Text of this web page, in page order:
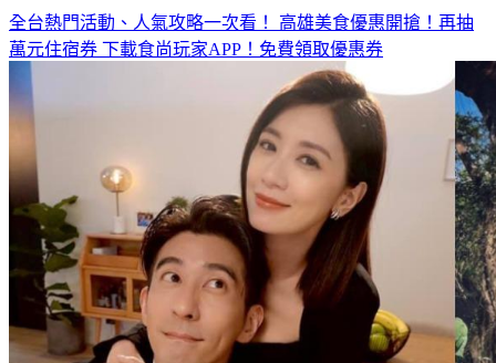
全台熱門活動、人氣攻略一次看！ 高雄美食優惠開搶！再抽
萬元住宿券 下載食尚玩家APP！免費領取優惠券